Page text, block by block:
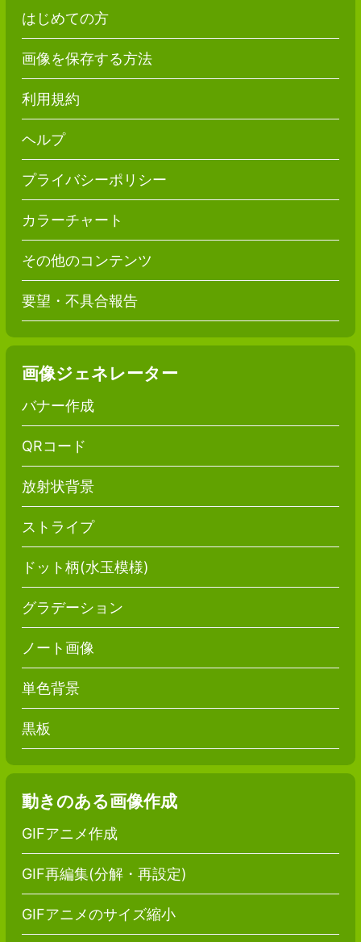
はじめての方
画像を保存する方法
利用規約
ヘルプ
プライバシーポリシー
カラーチャート
その他のコンテンツ
要望・不具合報告
画像ジェネレーター
バナー作成
QRコード
放射状背景
ストライプ
ドット柄(水玉模様)
グラデーション
ノート画像
単色背景
黒板
動きのある画像作成
GIFアニメ作成
GIF再編集(分解・再設定)
GIFアニメのサイズ縮小